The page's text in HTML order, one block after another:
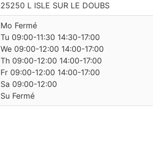
25250 L ISLE SUR LE DOUBS
Mo Fermé
Tu 09:00-11:30 14:30-17:00
We 09:00-12:00 14:00-17:00
Th 09:00-12:00 14:00-17:00
Fr 09:00-12:00 14:00-17:00
Sa 09:00-12:00
Su Fermé